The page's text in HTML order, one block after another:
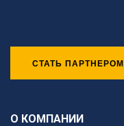
СТАТЬ ПАРТНЕРОМ
О КОМПАНИИ